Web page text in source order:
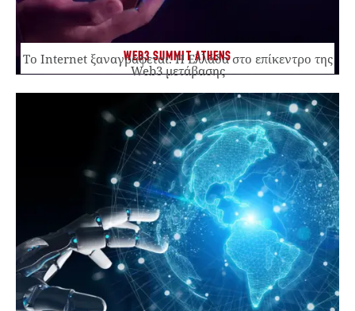
WEB3 SUMMIT ATHENS
Το Internet ξαναγράφεται. Η Ελλάδα στο επίκεντρο της
Web3 μετάβασης